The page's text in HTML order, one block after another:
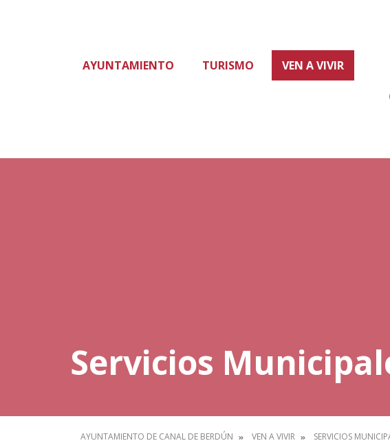
AYUNTAMIENTO TURISMO VEN A VIVIR
Servicios
AYUNTAMIENTO DE CANAL DE BERDÚN VEN A VIVIR SERVICIOS